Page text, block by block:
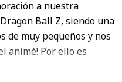
a nuestra
Ball Z, siendo una
de muy pequeños y nos
animé! Por ello es